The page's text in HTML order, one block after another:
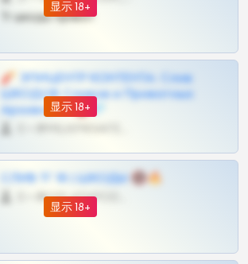
显示 18+
Тг шкоды приват
显示 18+
🧨 ЭПИЦЕНТР КОНТЕНТА: Слив
ШКОДОВ Сливов и Приватных
Архивов ТГ 🔞💎
显示 18+
СЛИВ ТГ 18 | ШКОДЫ 🔞🔥